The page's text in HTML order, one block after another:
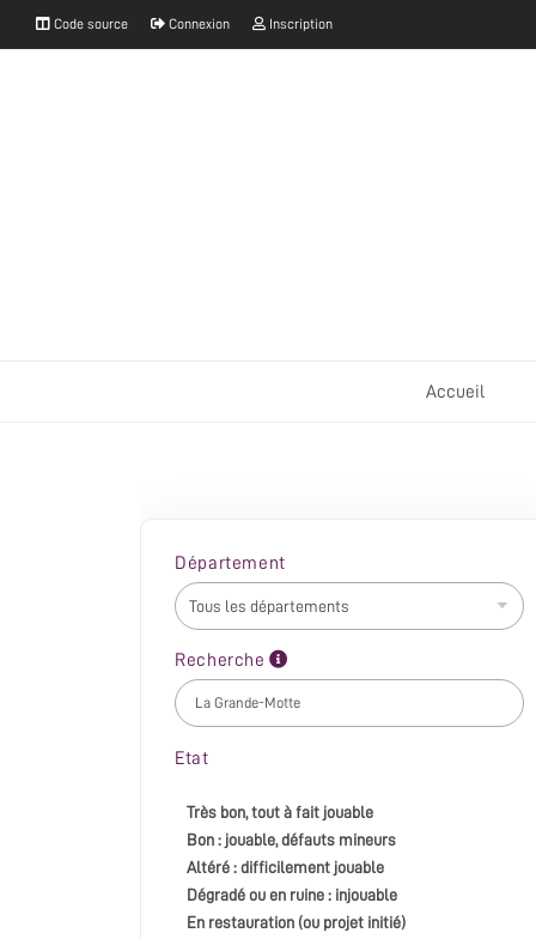
Code source Connexion Inscription
Accueil
Département
Recherche
Etat
Très bon, tout à fait jouable
Bon : jouable, défauts mineurs
Altéré : difficilement jouable
Dégradé ou en ruine : injouable
En restauration (ou projet initié)